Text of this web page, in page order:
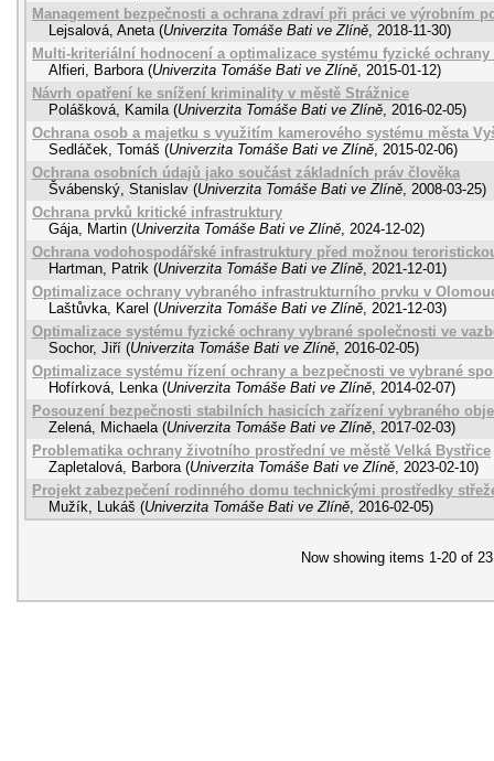
Management bezpečnosti a ochrana zdraví při práci ve výrobním
Lejsalová, Aneta (Univerzita Tomáše Bati ve Zlíně, 2018-11-30)
Multi-kriteriální hodnocení a optimalizace systému fyzické
Alfieri, Barbora (Univerzita Tomáše Bati ve Zlíně, 2015-01-12)
Návrh opatření ke snížení kriminality v městě Strážnice
Polášková, Kamila (Univerzita Tomáše Bati ve Zlíně, 2016-02-05)
Ochrana osob a majetku s využitím kamerového systému města
Sedláček, Tomáš (Univerzita Tomáše Bati ve Zlíně, 2015-02-06)
Ochrana osobních údajů jako součást základních práv člověka
Švábenský, Stanislav (Univerzita Tomáše Bati ve Zlíně, 2008-03-25)
Ochrana prvků kritické infrastruktury
Gája, Martin (Univerzita Tomáše Bati ve Zlíně, 2024-12-02)
Ochrana vodohospodářské infrastruktury před možnou
Hartman, Patrik (Univerzita Tomáše Bati ve Zlíně, 2021-12-01)
Optimalizace ochrany vybraného infrastrukturního prvku v
Laštůvka, Karel (Univerzita Tomáše Bati ve Zlíně, 2021-12-03)
Optimalizace systému fyzické ochrany vybrané společnosti ve
Sochor, Jiří (Univerzita Tomáše Bati ve Zlíně, 2016-02-05)
Optimalizace systému řízení ochrany a bezpečnosti ve vybrané
Hofírková, Lenka (Univerzita Tomáše Bati ve Zlíně, 2014-02-07)
Posouzení bezpečnosti stabilních hasicích zařízení vybraného
Zelená, Michaela (Univerzita Tomáše Bati ve Zlíně, 2017-02-03)
Problematika ochrany životního prostřední ve městě Velká Bystřice
Zapletalová, Barbora (Univerzita Tomáše Bati ve Zlíně, 2023-02-10)
Projekt zabezpečení rodinného domu technickými prostředky
Mužík, Lukáš (Univerzita Tomáše Bati ve Zlíně, 2016-02-05)
Now showing items 1-20 of 23